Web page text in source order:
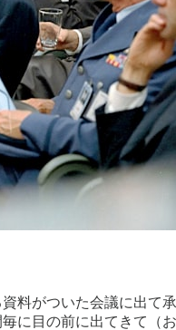
がついた会議に出て
目の前に出てきて（